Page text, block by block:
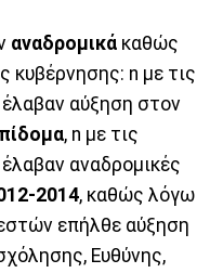
αναδρομικά καθώς
κυβέρνησης: n με τις
αύξηση στον
, n με τις
αναδρομικές
2014, καθώς λόγω
επήλθε αύξηση
Ευθύνης,